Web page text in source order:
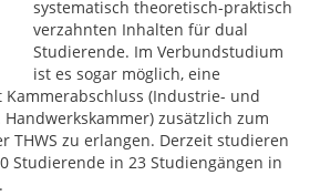
systematisch theoretisch-praktisch
verzahnten Inhalten für dual
Studierende. Im Verbundstudium
ist es sogar möglich, eine
(Industrie- und
zusätzlich zum
THWS zu erlangen. Derzeit studieren
Studierende in 23 Studiengängen in